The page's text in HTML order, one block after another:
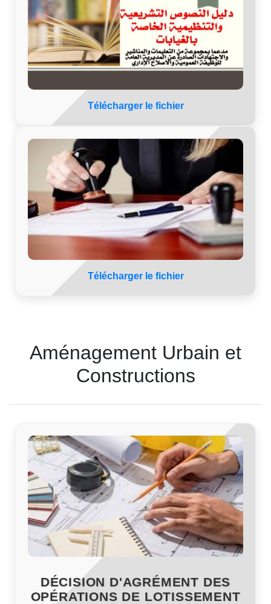
Télécharger le fichier
Télécharger le fichier
Aménagement Urbain et
Constructions
DÉCISION D'AGRÉMENT DES
OPÉRATIONS DE LOTISSEMENT